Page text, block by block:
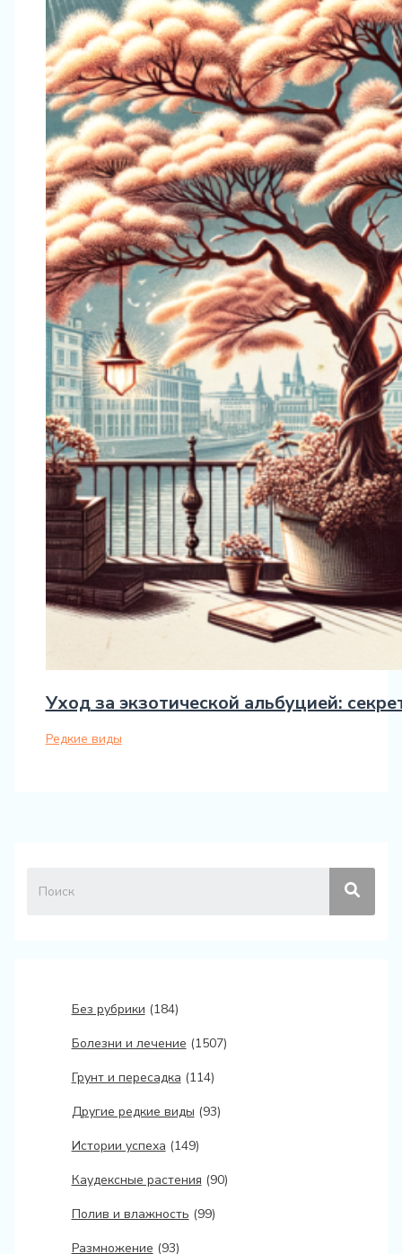
Уход за экзотической альбуцией:
Редкие виды
Без рубрики (184)
Болезни и лечение (1507)
Грунт и пересадка (114)
Другие редкие виды (93)
Истории успеха (149)
Каудексные растения (90)
Полив и влажность (99)
Размножение (93)